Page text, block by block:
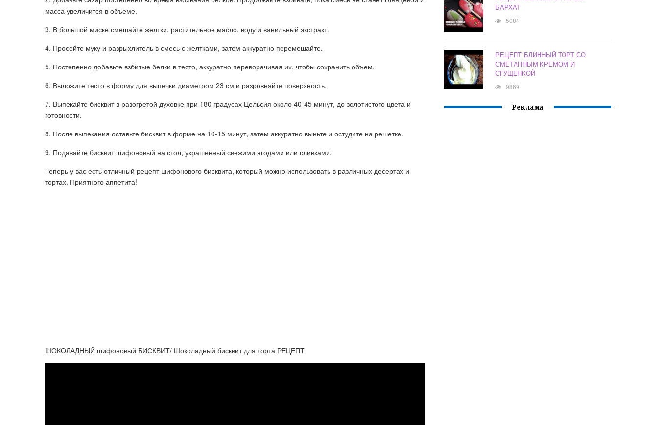
масса увеличится в объеме.
3. В большой миске смешайте желтки, растительное масло, воду и ванильный экстракт.
4. Просейте муку и разрыхлитель в смесь с желтками, затем аккуратно перемешайте.
5. Постепенно добавьте взбитые белки в тесто, аккуратно переворачивая их, чтобы сохранить объем.
6. Выложите тесто в форму для выпечки диаметром 23 см и разровняйте поверхность.
7. Выпекайте бисквит в разогретой духовке при 180 градусах Цельсия около 40-45 минут, до золотистого цвета и
готовности.
8. После выпекания оставьте бисквит в форме на 10-15 минут, затем аккуратно выньте и остудите на решетке.
9. Подавайте бисквит шифоновый на стол, украшенный свежими ягодами или сливками.
Теперь у вас есть отличный рецепт шифонового бисквита, который можно использовать в различных десертах и
тортах. Приятного аппетита!
ШОКОЛАДНЫЙ шифоновый БИСКВИТ/ Шоколадный бисквит для торта РЕЦЕПТ
БАРХАТ
5084
РЕЦЕПТ БЛИННЫЙ ТОРТ СО
СМЕТАННЫМ КРЕМОМ И
СГУЩЕНКОЙ
9869
Реклама